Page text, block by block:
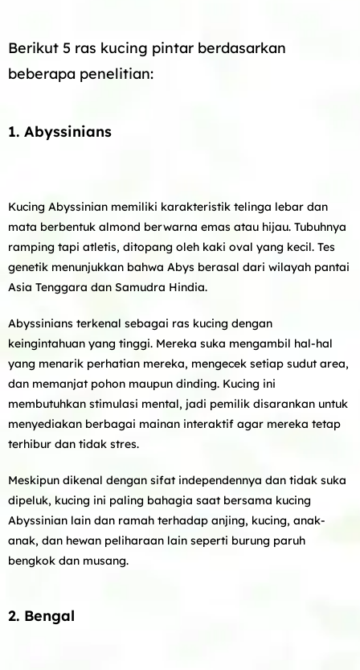
Berikut 5 ras kucing pintar berdasarkan
beberapa penelitian:
1. Abyssinians
Kucing Abyssinian memiliki karakteristik telinga lebar dan
mata berbentuk almond berwarna emas atau hijau. Tubuhnya
ramping tapi atletis, ditopang oleh kaki oval yang kecil. Tes
genetik menunjukkan bahwa Abys berasal dari wilayah pantai
Asia Tenggara dan Samudra Hindia.
Abyssinians terkenal sebagai ras kucing dengan
keingintahuan yang tinggi. Mereka suka mengambil hal-hal
yang menarik perhatian mereka, mengecek setiap sudut area,
dan memanjat pohon maupun dinding. Kucing ini
membutuhkan stimulasi mental, jadi pemilik disarankan untuk
menyediakan berbagai mainan interaktif agar mereka tetap
terhibur dan tidak stres.
Meskipun dikenal dengan sifat independennya dan tidak suka
dipeluk, kucing ini paling bahagia saat bersama kucing
Abyssinian lain dan ramah terhadap anjing, kucing, anak-
anak, dan hewan peliharaan lain seperti burung paruh
bengkok dan musang.
2. Bengal